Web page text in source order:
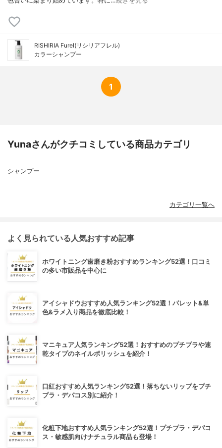
RISHIRIA Furel(リシリアフレル)
カラーシャンプー
1
Yunaさんがクチコミしている商品カテゴリ
シャンプー
カテゴリ一覧へ
よく見られている人気おすすめ記事
ホワイトニング歯磨き粉おすすめランキング52選！口コミ
の多い市販品を中心に
アイシャドウおすすめ人気ランキング52選！パレット&単
色&ラメ入り商品を徹底比較！
マニキュア人気ランキング52選！おすすめのプチプラや速
乾タイプのネイルポリッシュを紹介！
口紅おすすめ人気ランキング52選！落ちないリップをプチ
プラ・デパコス別に紹介！
化粧下地おすすめ人気ランキング52選！プチプラ・デパコ
ス・敏感肌向けナチュラル商品も登場！